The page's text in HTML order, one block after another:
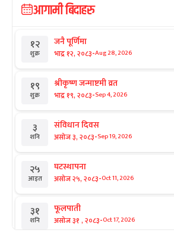
आगामी बिदाहरु
१२
शुक्र
जनै पूर्णिमा
भाद्र १२, २०८३-Aug 28, 2026
१९
शुक्र
श्रीकृष्ण जन्माष्टमी व्रत
भाद्र १९, २०८३-Sep 4, 2026
३
शनि
संविधान दिवस
असोज ३, २०८३-Sep 19, 2026
२५
आइत
घटस्थापना
असोज २५, २०८३-Oct 11, 2026
३१
शनि
फूलपाती
असोज ३१ , २०८३-Oct 17, 2026